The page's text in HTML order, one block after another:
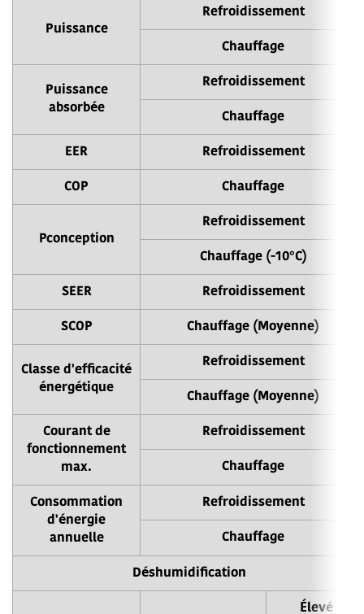
Puissance
Refroidissement
Chauffage
Puissance
absorbée
Refroidissement
Chauffage
EER Refroidissement
COP Chauffage
Pconception
Refroidissement
Chauffage (-10°C)
SEER Refroidissement
SCOP Chauffage (Moyenne)
Classe d'efficacité
énergétique
Refroidissement
Chauffage (Moyenne)
Courant de
fonctionnement
max.
Refroidissement
Chauffage
Consommation
d'énergie
annuelle
Refroidissement
Chauffage
Déshumidification
Élevé